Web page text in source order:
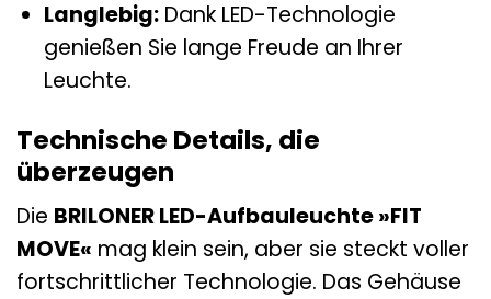
Langlebig:Dank LED-Technologie
genießen Sie lange Freude an Ihrer
Leuchte.
Technische Details, die
überzeugen
Die BRILONER LED-Aufbauleuchte »FIT
MOVE« mag klein sein, aber sie steckt voller
fortschrittlicher Technologie. Das Gehäuse